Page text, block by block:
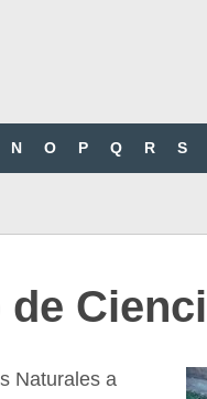
N O P Q R S
Naturales a